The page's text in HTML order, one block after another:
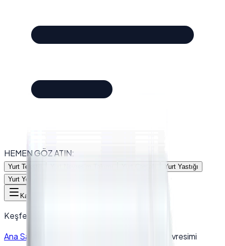
HEMEN GÖZ ATIN:
Yurt Tekstili
Yurt Yastığı
Yurt Yorganı
Kategoriler
Keşfetmek için bir kategori seçin
Ana Sayfa
Yurt Nevresimi